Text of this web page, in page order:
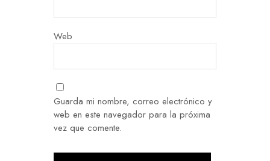
Web
Guarda mi nombre, correo electrónico y
web en este navegador para la próxima
vez que comente.